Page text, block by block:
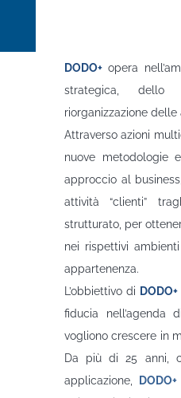
DODO+ opera
strategica,
riorganizzazione
Attraverso azioni
nuove metodologie
approccio al
attività “clienti”
strutturato, per
nei rispettivi
appartenenza.
L’obbiettivo di DODO+
fiducia nell’agenda
vogliono crescere in
Da più di 25 anni,
applicazione,
DODO+